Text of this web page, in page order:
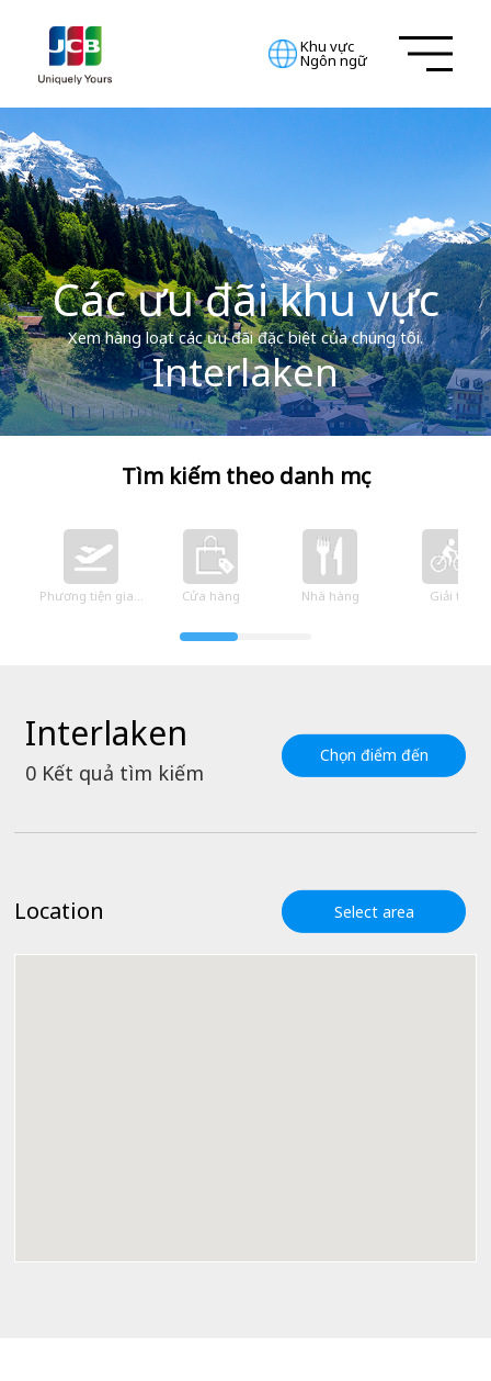
Khu vực
Ngôn ngữ
Các ưu đãi khu vực
Xem hàng loạt các ưu đãi đặc biệt của chúng tôi.
Interlaken
Tìm kiếm theo danh mục
Phương tiện giao thông Cửa hàng Nhà hàng Giải trí
Interlaken
0 Kết quả tìm kiếm
Chọn điểm đến
Location Select area